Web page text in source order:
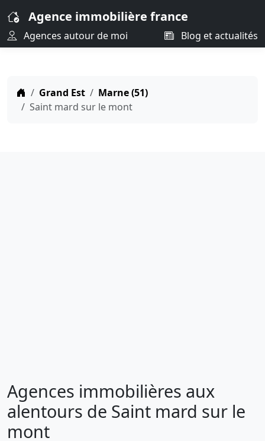
Agence immobilière france
Agences autour de moi Blog et actualités
Grand Est
Marne (51)
Saint mard sur le mont
Agences immobilières aux
alentours de Saint mard sur le
mont